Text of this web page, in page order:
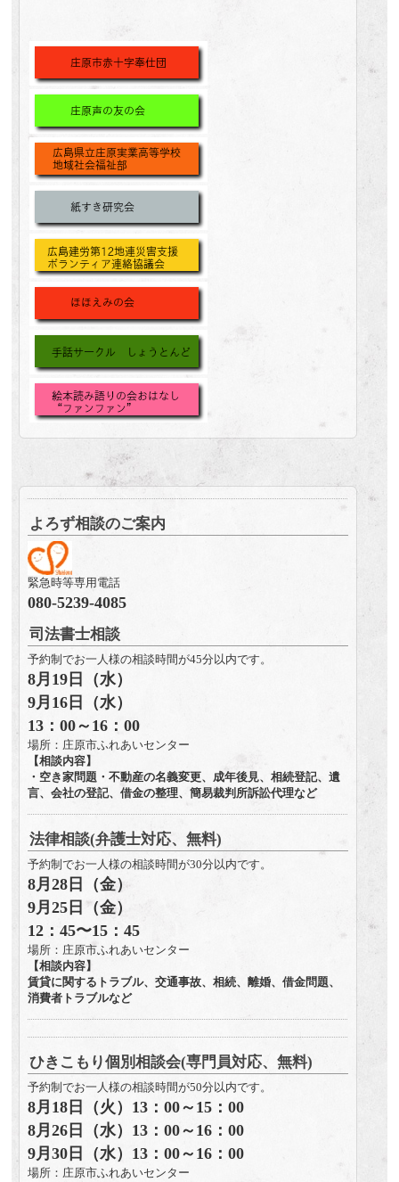
よろず相談のご案内
緊急時等専用電話
080-5239-4085
司法書士相談
予約制でお一人様の相談時間が45分以内です。
8月19日（水）
9月16日（水）
13：00～16：00
場所：庄原市ふれあいセンター
【相談内容】
・空き家問題・不動産の名義変更、成年後見、相続登記、遺
言、会社の登記、借金の整理、簡易裁判所訴訟代理など
法律相談(弁護士対応、無料)
予約制でお一人様の相談時間が30分以内です。
8月28日（金）
9月25日（金）
12：45〜15：45
場所：庄原市ふれあいセンター
【相談内容】
賃貸に関するトラブル、交通事故、相続、離婚、借金問題、
消費者トラブルなど
ひきこもり個別相談会(専門員対応、無料)
予約制でお一人様の相談時間が50分以内です。
8月18日（火）13：00～15：00
8月26日（水）13：00～16：00
9月30日（水）13：00～16：00
場所：庄原市ふれあいセンター